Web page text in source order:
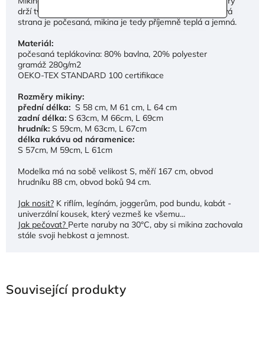
drží tvar, nežmolkuje a vypadá skvěle i po letech. Rubová
strana je počesaná, mikina je tedy příjemně teplá a jemná.
Materiál:
počesaná teplákovina: 80% bavlna, 20% polyester
gramáž 280g/m2
OEKO-TEX STANDARD 100 certifikace
Rozměry mikiny:
přední délka: S 58 cm, M 61 cm, L 64 cm
zadní délka: S 63cm, M 66cm, L 69cm
hrudník: S 59cm, M 63cm, L 67cm
délka rukávu od náramenice:
S 57cm, M 59cm, L 61cm
Modelka má na sobě velikost S, měří 167 cm, obvod
hrudníku 88 cm, obvod boků 94 cm.
Jak nosit? K riflím, legínám, joggerům, pod bundu, kabát -
univerzální kousek, který vezmeš ke všemu...
Jak pečovat? Perte naruby na 30°C, aby si mikina zachovala
stále svoji hebkost a jemnost.
Související produkty